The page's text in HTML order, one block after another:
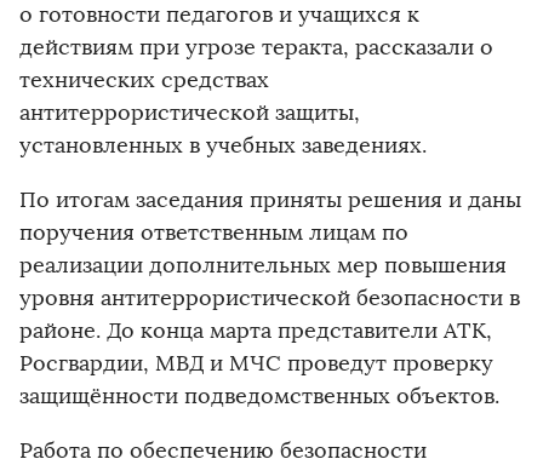
о готовности педагогов и учащихся к
действиям при угрозе теракта, рассказали о
технических средствах
антитеррористической защиты,
установленных в учебных заведениях.
По итогам заседания приняты решения и даны
поручения ответственным лицам по
реализации дополнительных мер повышения
уровня антитеррористической безопасности в
районе. До конца марта представители АТК,
Росгвардии, МВД и МЧС проведут проверку
защищённости подведомственных объектов.
Работа по обеспечению безопасности